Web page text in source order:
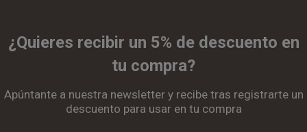
¿Quieres recibir un 5% de descuento en
tu compra?
Apúntante a nuestra newsletter y recibe tras registrarte un
descuento para usar en tu compra